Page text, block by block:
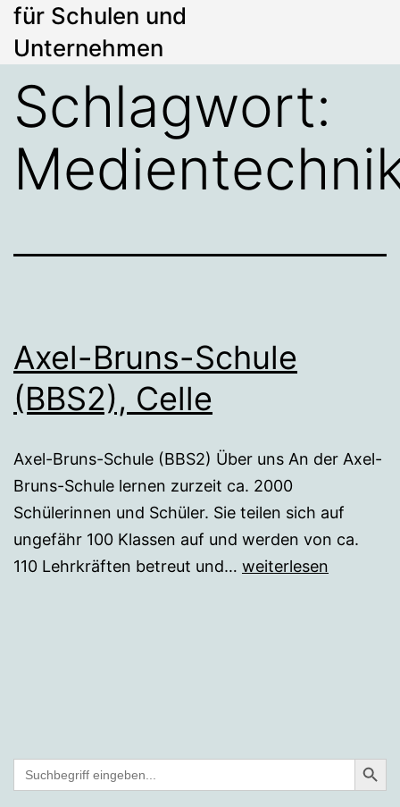
für Schulen und
Unternehmen
Schlagwort:
Axel-Bruns-Schule
(BBS2), Celle
Axel-Bruns-Schule (BBS2) Über uns An der Axel-
Bruns-Schule lernen zurzeit ca. 2000
Schülerinnen und Schüler. Sie teilen sich auf
ungefähr 100 Klassen auf und werden von ca.
110 Lehrkräften betreut und… Axel-
weiterlesen
Search
for:
Search